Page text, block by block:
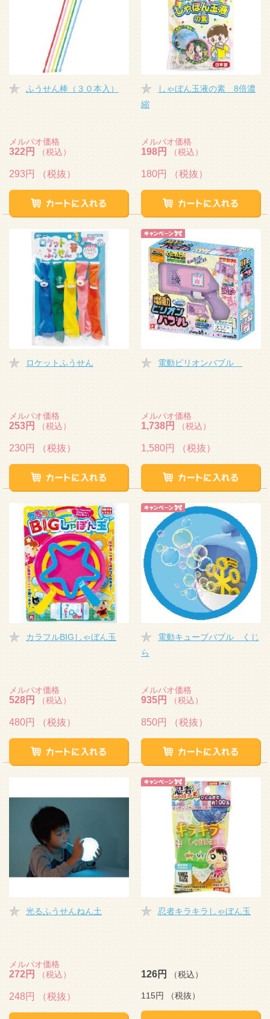
ふうせん棒（３０本入）
メルパオ価格
322円 （税込）
293円 （税抜）
しゃぼん玉液の素 8倍濃
縮
メルパオ価格
198円 （税込）
180円 （税抜）
ロケットふうせん
メルパオ価格
253円 （税込）
230円 （税抜）
電動ビリオンバブル
メルパオ価格
1,738円 （税込）
1,580円 （税抜）
カラフルBIGしゃぼん玉
メルパオ価格
528円 （税込）
480円 （税抜）
電動キューブバブル くじ
ら
メルパオ価格
935円 （税込）
850円 （税抜）
光るふうせんねん土
メルパオ価格
272円 （税込）
248円 （税抜）
忍者キラキラしゃぼん玉
126円 （税込）
115円 （税抜）